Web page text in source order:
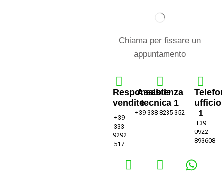
Chiama per fissare un
appuntamento
Responsabile
vendite
+39
333
9292
517
Assistenza
tecnica 1
+39 338 8235 352
ufficio
1
+39
0922
893608